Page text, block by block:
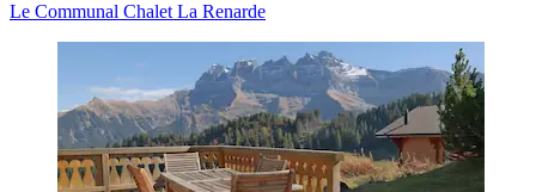
Le Communal Chalet La Renarde